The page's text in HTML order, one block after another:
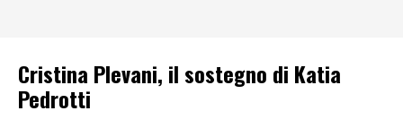
Cristina Plevani, il sostegno di Katia
Pedrotti